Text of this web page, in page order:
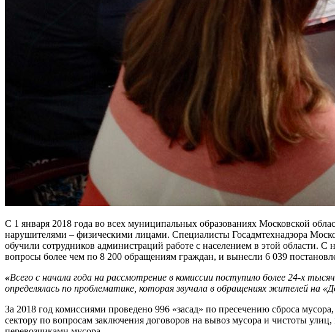
С 1 января 2018 года во всех муниципальных образованиях Московской
нарушителями – физическими лицами. Специалисты Госадмтехнадзора
обучили сотрудников администраций работе с населением в этой области.
вопросы более чем по 8 200 обращениям граждан, и вынесли 6 039
«Всего с начала года на рассмотрение в комиссии поступило более 24-х
определялась по проблематике, которая звучала в обращениях жителей на
За 2018 год комиссиями проведено 996 «засад» по пресечению сброса
сектору по вопросам заключения договоров на вывоз мусора и чистоты